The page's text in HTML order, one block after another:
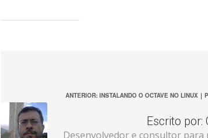
ANTERIOR: INSTALANDO O OCTAVE NO LINUX |
Escrito por:
Desenvolvedor e consultor